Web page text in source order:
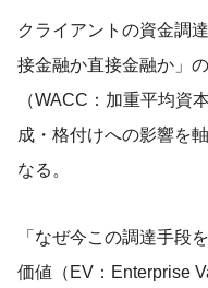
クライアントの資金調
接金融か直接金融か」
（WACC：加重平均資
成・格付けへの影響を
なる。
「なぜ今この調達手段
価値（EV：Enterprise